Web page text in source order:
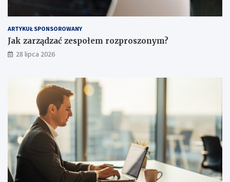
ARTYKUŁ SPONSOROWANY
Jak zarządzać zespołem rozproszonym?
28 lipca 2026